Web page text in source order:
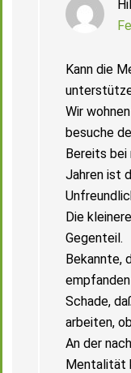
Kann die
Wir
besuche
Bereits bei
Jahren ist
Die
Gegenteil.
Bekannte,
Schade,
arbeiten,
An der
Mentalität